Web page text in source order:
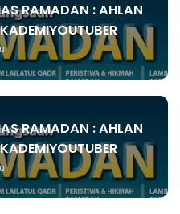
RAMADAN : AHLAN
RAMADAN : AHLAN